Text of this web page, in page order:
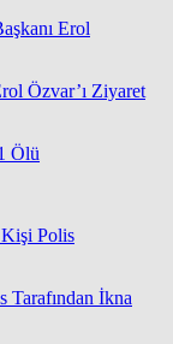
Özvar’ı Ziyaret
Tarafından İkna